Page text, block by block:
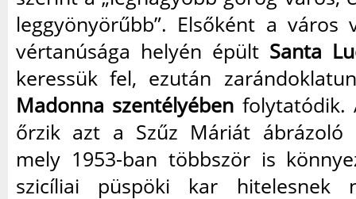
leggyönyörűbb”. Elsőként a város
vértanúsága helyén épült Santa
keressük fel, ezután
Madonna szentélyében folytatódik.
őrzik azt a Szűz Máriát ábrázoló
mely 1953-ban többször is
szicíliai püspöki kar hitelesnek